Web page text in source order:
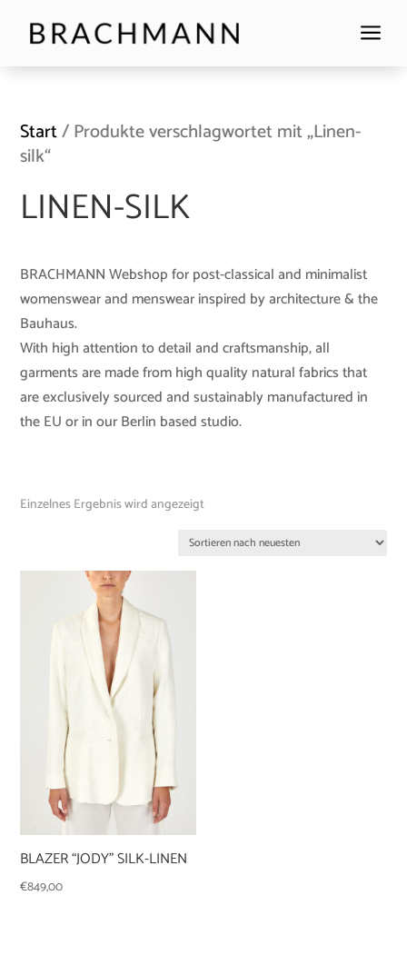
a
Start/ Produkte verschlagwortet mit „Linen-
silk“
LINEN-SILK
BRACHMANN Webshop for post-classical and minimalist
womenswear and menswear inspired by architecture & the
Bauhaus.
With high attention to detail and craftsmanship, all
garments are made from high quality natural fabrics that
are exclusively sourced and sustainably manufactured in
the EU or in our Berlin based studio.
Einzelnes Ergebnis wird angezeigt
BLAZER “JODY” SILK-LINEN
€849,00